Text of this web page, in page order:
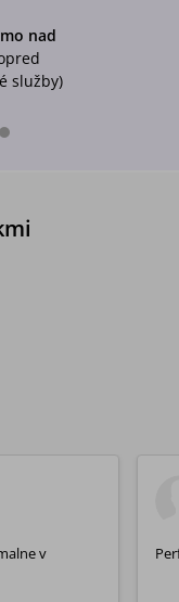
nad
služby)
v